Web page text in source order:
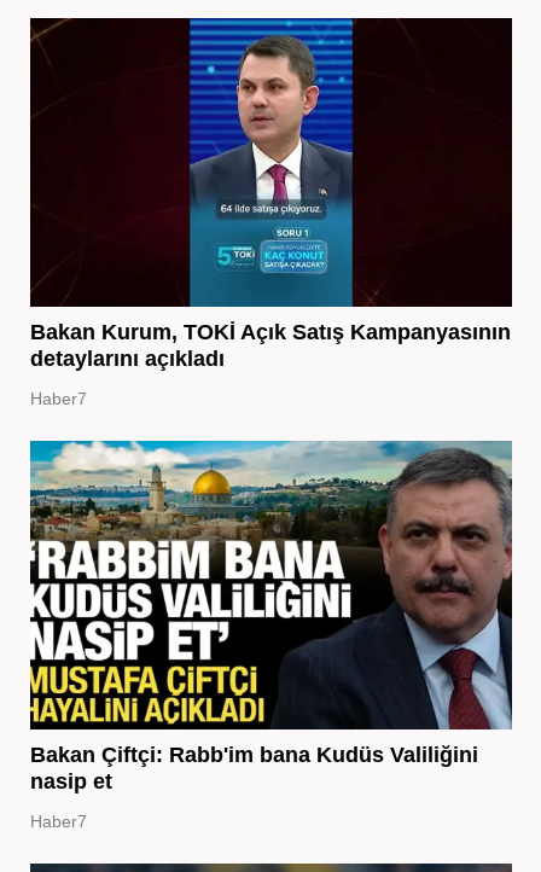
Bakan Kurum, TOKİ Açık Satış Kampanyasının
detaylarını açıkladı
Haber7
Bakan Çiftçi: Rabb'im bana Kudüs Valiliğini
nasip et
Haber7